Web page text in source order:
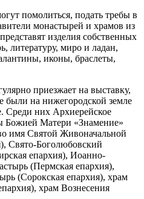
помолиться, подать требы в
монастырей и храмов из
изделия собственных
литературу, миро и ладан,
иконы, браслеты,
приезжает на выставку,
были на нижегородской земле
Среди них Архиерейское
Божией Матери «Знамение»
имя Святой Живоначальной
Свято-Боголюбовский
епархия), Иоанно-
(Пермская епархия),
(Сорокская епархия), храм
храм Вознесения